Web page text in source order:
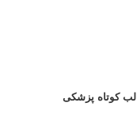
کوتاه پزشکی